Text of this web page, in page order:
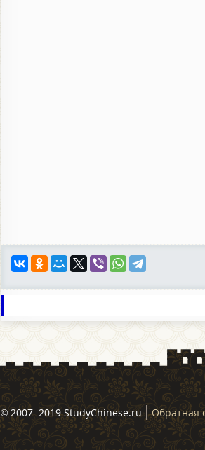
© 2007–2019 StudyChinese.ru Обратная